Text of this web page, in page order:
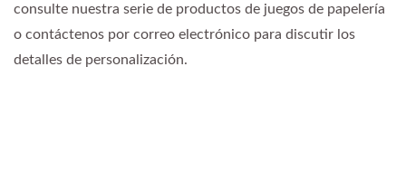
consulte nuestra serie de productos de juegos de papelería
o contáctenos por correo electrónico para discutir los
detalles de personalización.